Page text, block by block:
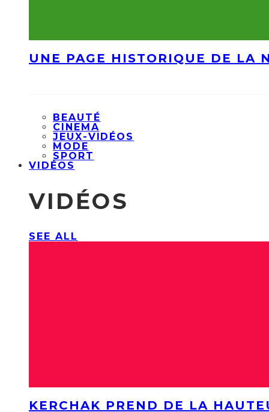
UNE PAGE HISTORIQUE DE LA
BEAUTÉ
CINEMA
JEUX-VIDÉOS
MODE
SPORT
VIDÉOS
VIDÉOS
SEE ALL
KERCHAK PREND DE LA